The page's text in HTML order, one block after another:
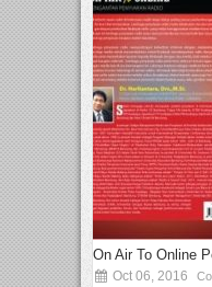
On Air To Online
Oct 06, 2016